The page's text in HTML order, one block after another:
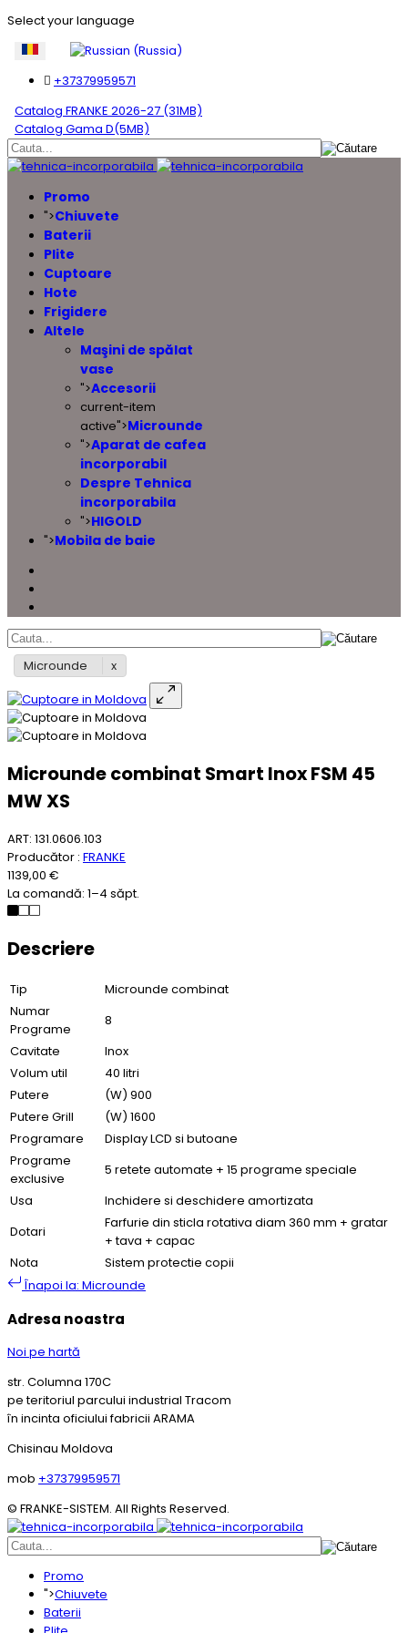
Select your language
+37379959571
Catalog FRANKE 2026-27 (31MB)
Catalog Gama D(5MB)
Promo
">Chiuvete
Baterii
Plite
Cuptoare
Hote
Frigidere
Altele
Maşini de spălat
vase
">Accesorii
current-item
active">Microunde
">Aparat de cafea
incorporabil
Despre Tehnica
incorporabila
">HIGOLD
">Mobila de baie
Microunde
Microunde combinat Smart Inox FSM 45
MW XS
ART: 131.0606.103
Producător : FRANKE
1139,00 €
La comandă: 1–4 săpt.
Descriere
Tip
Microunde combinat
Numar
Programe
8
Cavitate
Inox
Volum util
40 litri
Putere
(W) 900
Putere Grill
(W) 1600
Programare
Display LCD si butoane
Programe
exclusive
5 retete automate + 15 programe speciale
Usa
Inchidere si deschidere amortizata
Dotari
Farfurie din sticla rotativa diam 360 mm + gratar
+ tava + capac
Nota
Sistem protectie copii
Înapoi la: Microunde
Adresa noastra
Noi pe hartă
str. Columna 170C
pe teritoriul parcului industrial Tracom
în incinta oficiului fabricii ARAMA
Chisinau Moldova
mob +37379959571
© FRANKE-SISTEM. All Rights Reserved.
Promo
">Chiuvete
Baterii